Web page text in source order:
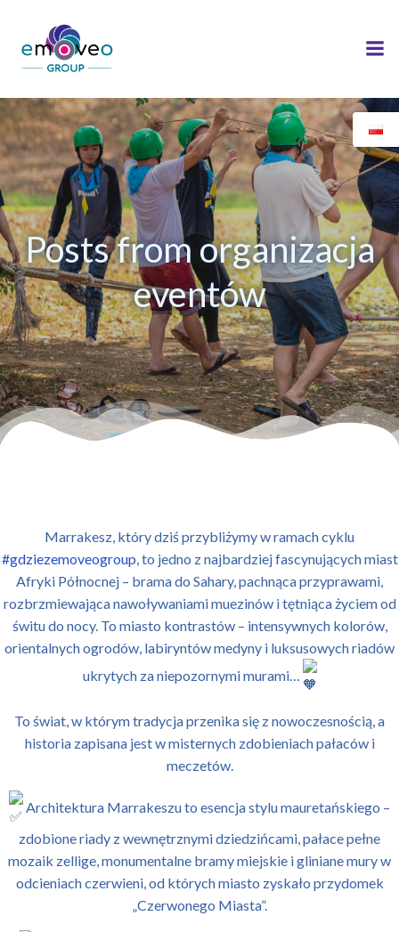
Posts from organizacja
eventów
Marrakesz, który dziś przybliżymy w ramach cyklu
#gdziezemoveogroup, to jedno z najbardziej fascynujących miast
Afryki Północnej – brama do Sahary, pachnąca przyprawami,
rozbrzmiewająca nawoływaniami muezinów i tętniąca życiem od
świtu do nocy. To miasto kontrastów – intensywnych kolorów,
orientalnych ogrodów, labiryntów medyny i luksusowych riadów
ukrytych za niepozornymi murami…
To świat, w którym tradycja przenika się z nowoczesnością, a
historia zapisana jest w misternych zdobieniach pałaców i
meczetów.
Architektura Marrakeszu to esencja stylu mauretańskiego –
zdobione riady z wewnętrznymi dziedzińcami, pałace pełne
mozaik zellige, monumentalne bramy miejskie i gliniane mury w
odcieniach czerwieni, od których miasto zyskało przydomek
„Czerwonego Miasta”.